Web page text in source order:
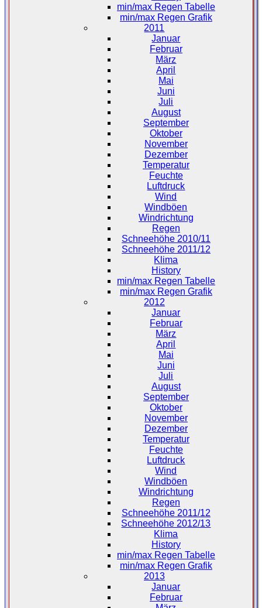
min/max Regen Tabelle
min/max Regen Grafik
2011
Januar
Februar
März
April
Mai
Juni
Juli
August
September
Oktober
November
Dezember
Temperatur
Feuchte
Luftdruck
Wind
Windböen
Windrichtung
Regen
Schneehöhe 2010/11
Schneehöhe 2011/12
Klima
History
min/max Regen Tabelle
min/max Regen Grafik
2012
Januar
Februar
März
April
Mai
Juni
Juli
August
September
Oktober
November
Dezember
Temperatur
Feuchte
Luftdruck
Wind
Windböen
Windrichtung
Regen
Schneehöhe 2011/12
Schneehöhe 2012/13
Klima
History
min/max Regen Tabelle
min/max Regen Grafik
2013
Januar
Februar